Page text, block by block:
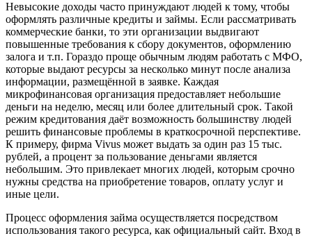
Невысокие доходы часто принуждают людей к тому, чтобы
оформлять различные кредиты и займы. Если рассматривать
коммерческие банки, то эти организации выдвигают
повышенные требования к сбору документов, оформлению
залога и т.п. Гораздо проще обычным людям работать с МФО,
которые выдают ресурсы за несколько минут после анализа
информации, размещённой в заявке. Каждая
микрофинансовая организация предоставляет небольшие
деньги на неделю, месяц или более длительный срок. Такой
режим кредитования даёт возможность большинству людей
решить финансовые проблемы в краткосрочной перспективе.
К примеру, фирма Vivus может выдать за один раз 15 тыс.
рублей, а процент за пользование деньгами является
небольшим. Это привлекает многих людей, которым срочно
нужны средства на приобретение товаров, оплату услуг и
иные цели.
Процесс оформления займа осуществляется посредством
использования такого ресурса, как официальный сайт. Вход в